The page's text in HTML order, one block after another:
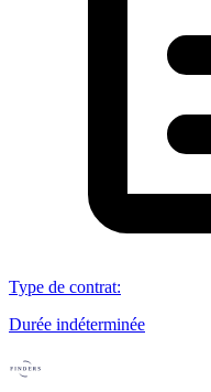
Type de contrat:
Durée indéterminée